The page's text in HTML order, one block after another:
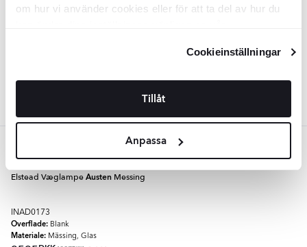
om hur vi använder cookies eller för att ta del av hur du
Cookieinställningar
Tillåt
Anpassa
INAD0175
Messing
Elstead VæglampeAusten Messing
INAD0173
Overflade: Blank
Materiale: Mässing, Glas